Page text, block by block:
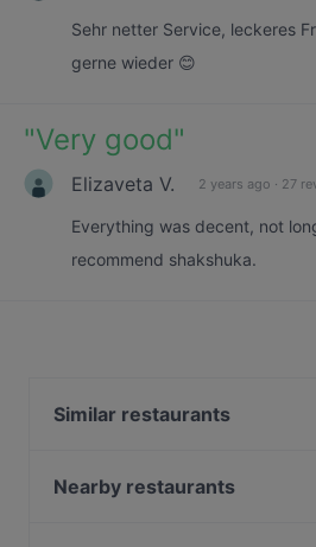
Sehr netter Service, leckeres
gerne wieder 😊
"Very good"
Elizaveta V. 2 years ago · 27
Everything was decent, not
recommend shakshuka.
Similar restaurants
MIO-1989
Nearby restaurants